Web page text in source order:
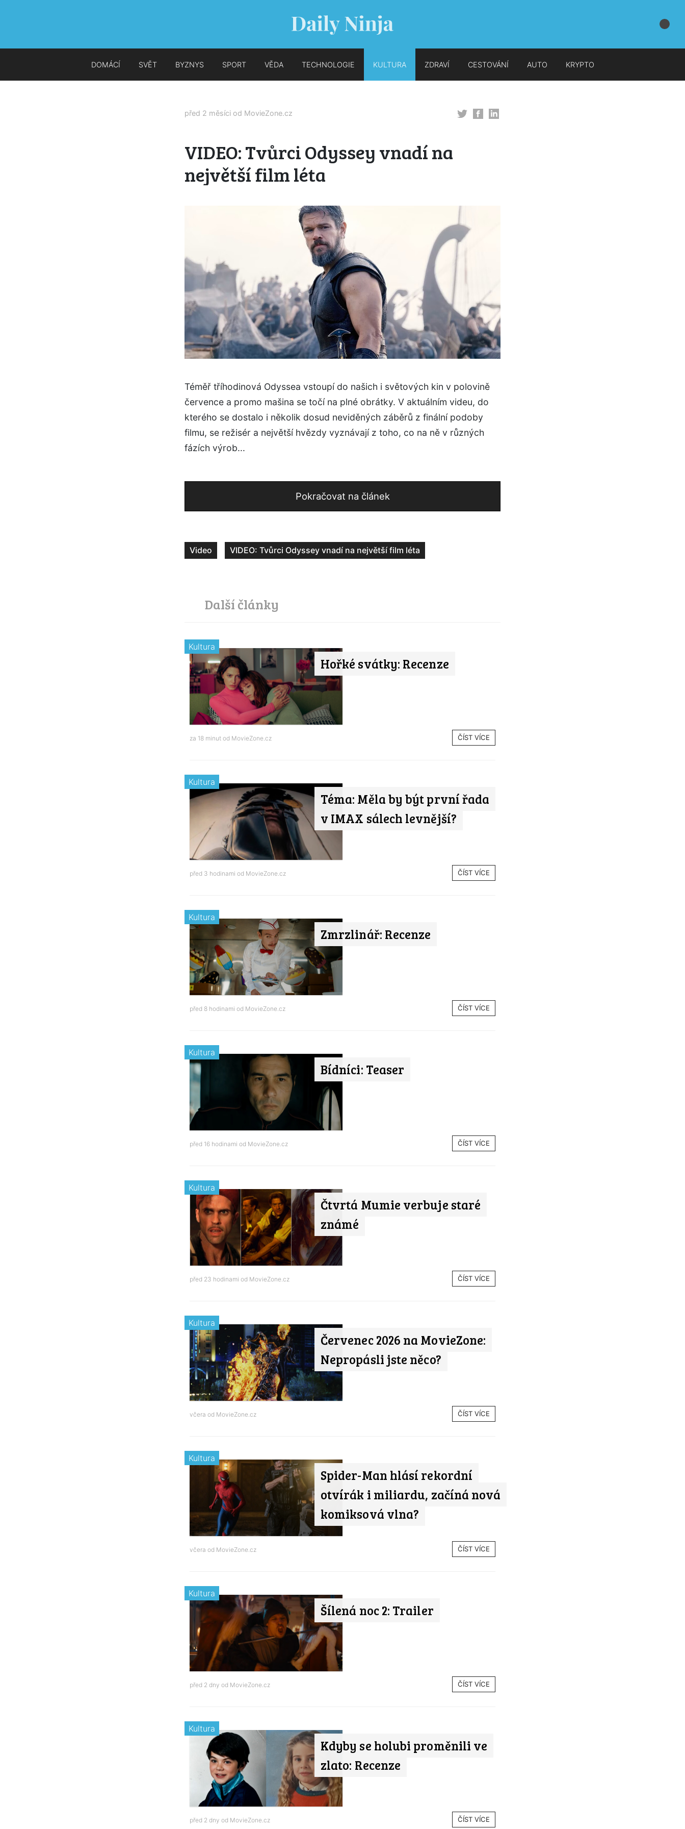
DOMÁCÍ SVĚT BYZNYS SPORT VĚDA TECHNOLOGIE KULTURA ZDRAVÍ CESTOVÁNÍ AUTO KRYPTO
před 2 měsíci od MovieZone.cz
VIDEO: Tvůrci Odyssey vnadí na
největší film léta
Téměř tříhodinová Odyssea vstoupí do našich i světových kin v polovině
července a promo mašina se točí na plné obrátky. V aktuálním videu, do
kterého se dostalo i několik dosud neviděných záběrů z finální podoby
filmu, se režisér a největší hvězdy vyznávají z toho, co na ně v různých
fázích výrob...
Pokračovat na článek
Video VIDEO: Tvůrci Odyssey vnadí na největší film léta
Další články
Hořké svátky: Recenze
Kultura
za 18 minut od MovieZone.cz ČÍST VÍCE
Téma: Měla by být první řada
v IMAX sálech levnější?
Kultura
před 3 hodinami od MovieZone.cz ČÍST VÍCE
Zmrzlinář: Recenze
Kultura
před 8 hodinami od MovieZone.cz ČÍST VÍCE
Bídníci: Teaser
Kultura
před 16 hodinami od MovieZone.cz ČÍST VÍCE
Čtvrtá Mumie verbuje staré
známé
Kultura
před 23 hodinami od MovieZone.cz ČÍST VÍCE
Červenec 2026 na MovieZone:
Nepropásli jste něco?
Kultura
včera od MovieZone.cz ČÍST VÍCE
Spider-Man hlásí rekordní
otvírák i miliardu, začíná nová
komiksová vlna?
Kultura
včera od MovieZone.cz ČÍST VÍCE
Šílená noc 2: Trailer
Kultura
před 2 dny od MovieZone.cz ČÍST VÍCE
Kdyby se holubi proměnili ve
zlato: Recenze
Kultura
před 2 dny od MovieZone.cz ČÍST VÍCE